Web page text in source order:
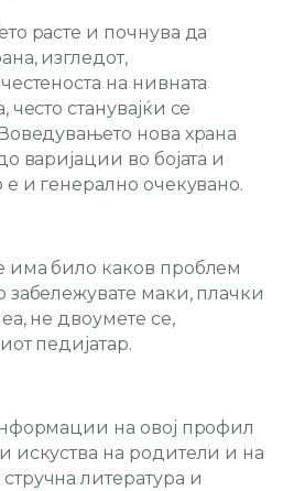
расте и почнува да
изгледот,
на нивната
станувајќи се
нова храна
варијации во бојата и
е и генерално очекувано.
има било каков проблем
забележувате маки, плачки
не двоумете се,
педијатар.
на овој профил
искуства на родители и на
литература и